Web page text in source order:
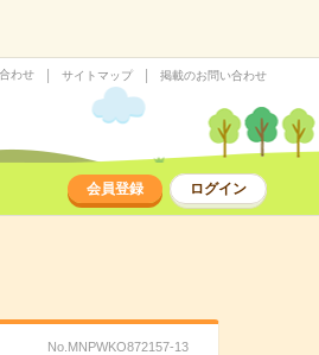
わせ サイトマップ 掲載のお問い合わせ
会員登録 ログイン
No.MNPWKO872157-13